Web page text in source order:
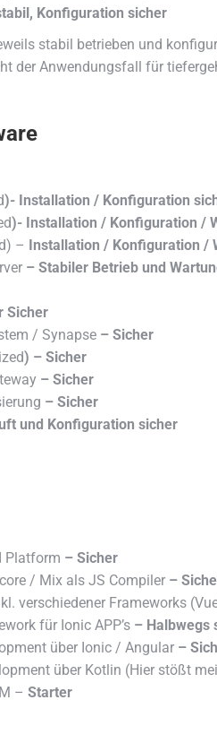
Konfiguration sicher
stabil betrieben und
der Anwendungsfall für
)- Installation / Konfiguration
)- Installation / Konfiguration /
– Installation / Konfiguration /
– Stabiler Betrieb und
Sicher
/ Synapse – Sicher
) – Sicher
– Sicher
– Sicher
und Konfiguration sicher
Platform – Sicher
/ Mix als JS Compiler –
verschiedener Frameworks
für Ionic APP’s – Halbwegs
über Ionic / Angular –
über Kotlin (Hier stößt
– Starter